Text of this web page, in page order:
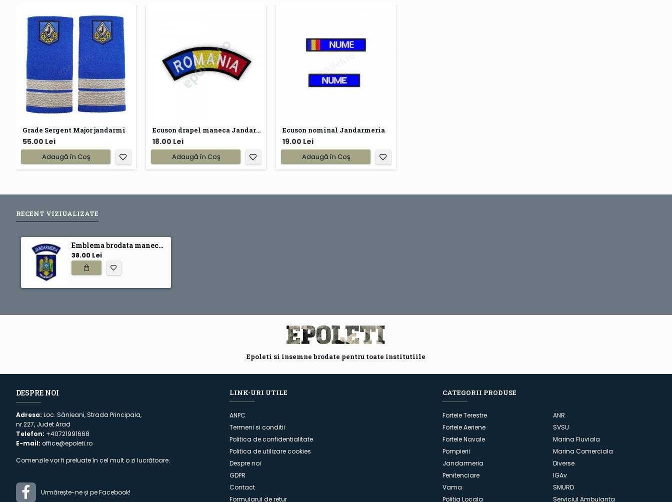
Grade Sergent Major jandarmi
55.00 Lei
Adaugă în Coş
Ecuson drapel maneca Jandarmeria
18.00 Lei
Adaugă în Coş
Ecuson nominal Jandarmeria
19.00 Lei
Adaugă în Coş
RECENT VIZIUALIZATE
Emblema brodata maneca Jandarmeria
38.00 Lei
Epoleti si insemne brodate pentru toate institutiile
DESPRE NOI
Adresa: Loc. Sânleani, Strada Principala,
nr.227, Judet Arad
Telefon: +40721991668
E-mail: office@epoleti.ro
Comenzile vor fi preluate în cel mult o zi lucrătoare.
Urmărește-ne și pe Facebook!
LINK-URI UTILE
ANPC
Termeni si conditii
Politica de confidentialitate
Politica de utilizare cookies
Despre noi
GDPR
Contact
Formularul de retur
CATEGORII PRODUSE
Fortele Terestre
Fortele Aeriene
Fortele Navale
Pompierii
Jandarmeria
Penitenciare
Vama
Politia Locala
ANR
SVSU
Marina Fluviala
Marina Comerciala
Diverse
IGAv
SMURD
Serviciul Ambulanta